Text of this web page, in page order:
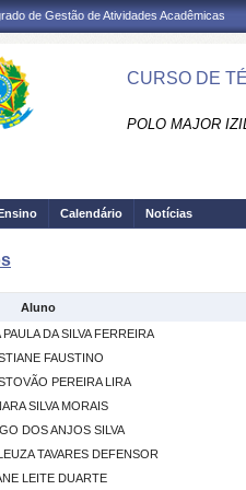
de Gestão de Atividades Acadêmicas
CURSO DE
POLO MAJOR
Calendário Notícias
Aluno
PAULA DA SILVA FERREIRA
FAUSTINO
PEREIRA LIRA
SILVA MORAIS
DOS ANJOS SILVA
TAVARES DEFENSOR
LEITE DUARTE